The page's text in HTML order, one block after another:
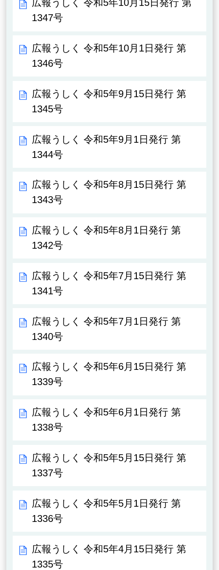
広報うしく 令和5年10月15日発行 第
1347号
広報うしく 令和5年10月1日発行 第
1346号
広報うしく 令和5年9月15日発行 第
1345号
広報うしく 令和5年9月1日発行 第
1344号
広報うしく 令和5年8月15日発行 第
1343号
広報うしく 令和5年8月1日発行 第
1342号
広報うしく 令和5年7月15日発行 第
1341号
広報うしく 令和5年7月1日発行 第
1340号
広報うしく 令和5年6月15日発行 第
1339号
広報うしく 令和5年6月1日発行 第
1338号
広報うしく 令和5年5月15日発行 第
1337号
広報うしく 令和5年5月1日発行 第
1336号
広報うしく 令和5年4月15日発行 第
1335号